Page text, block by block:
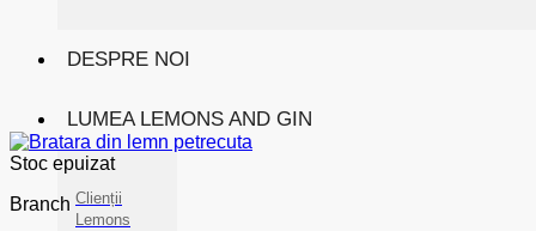
DESPRE NOI
LUMEA LEMONS AND GIN
Clienții
Lemons
Stoc epuizat
Branch